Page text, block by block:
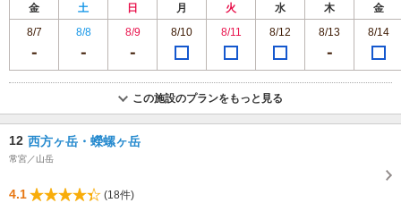
金 土 日 月 火 水 木
金
8/7
8/8 8/9 8/10 8/11 8/12 8/13 8/14
この施設のプランをもっと見る
12 西方ヶ岳・蠑螺ヶ岳
常宮／山岳
4.1
(18件)